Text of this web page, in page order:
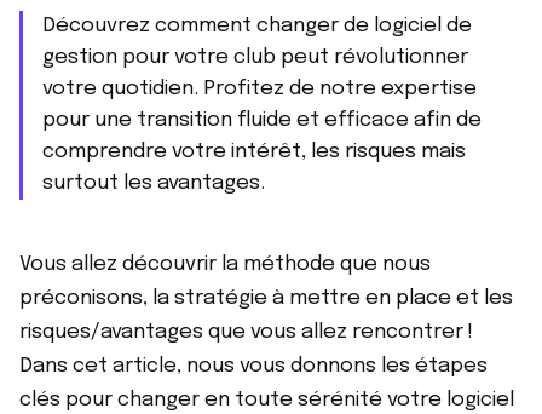
Découvrez comment changer de logiciel de
gestion pour votre club peut révolutionner
votre quotidien. Profitez de notre expertise
pour une transition fluide et efficace afin de
comprendre votre intérêt, les risques mais
surtout les avantages.
Vous allez découvrir la méthode que nous
préconisons, la stratégie à mettre en place et les
risques/avantages que vous allez rencontrer !
Dans cet article, nous vous donnons les étapes
clés pour changer en toute sérénité votre logiciel